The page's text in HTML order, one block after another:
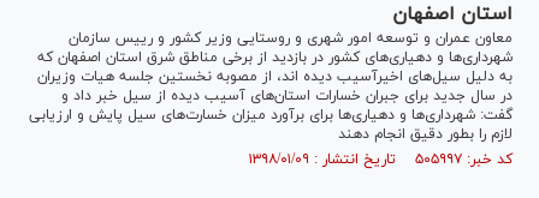
استان اصفهان
معاون عمران و توسعه امور شهری و روستایی وزیر کشور و رییس سازمان
شهرداری‌ها و دهیاری‌های کشور در بازدید از برخی مناطق شرق استان اصفهان که
به دلیل سیل‌های اخیرآسیب دیده اند، از مصوبه نخستین جلسه هیات وزیران
در سال جدید برای جبران خسارات استان‌های آسیب دیده از سیل خبر داد و
گفت: شهرداری‌ها و دهیاری‌ها برای برآورد میزان خسارت‌های سیل پایش و ارزیابی
لازم را بطور دقیق انجام دهند
کد خبر: ۵۰۵۹۹۷ تاریخ انتشار : ۱۳۹۸/۰۱/۰۹